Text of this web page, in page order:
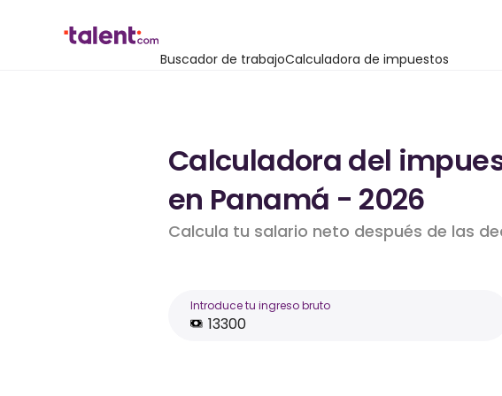
Buscador de trabajoCalculadora de impuestos
Calculadora del
en Panamá - 2026
Calcula tu salario neto después de las
Introduce tu ingreso bruto